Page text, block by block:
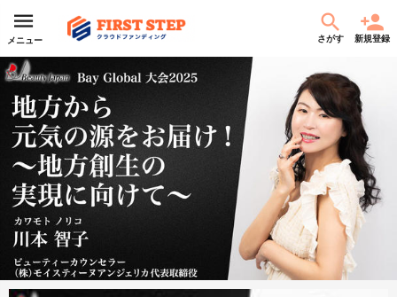
メニュー さがす 新規登録